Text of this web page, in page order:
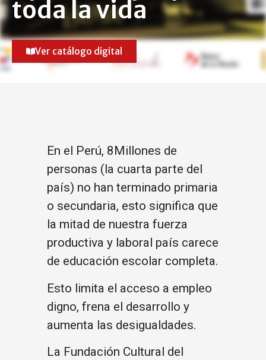
toda la vida
Ver catálogo digital
En el Perú, 8Millones de
personas (la cuarta parte del
país) no han terminado primaria
o secundaria, esto significa que
la mitad de nuestra fuerza
productiva y laboral país carece
de educación escolar completa.
Esto limita el acceso a empleo
digno, frena el desarrollo y
aumenta las desigualdades.
La Fundación Cultural del